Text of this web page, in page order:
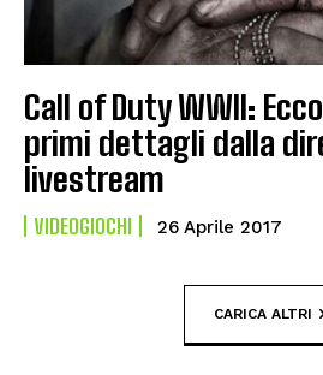
Call of Duty WWII:
primi dettagli dalla
livestream
VIDEOGIOCHI 26 Aprile 2017
CARICA ALTRI